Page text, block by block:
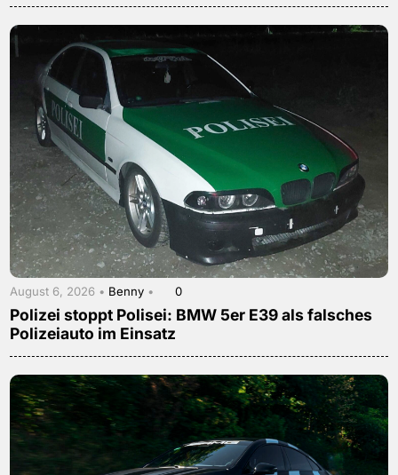
August 6, 2026 • Benny • 0
Polizei stoppt Polisei: BMW 5er E39 als falsches
Polizeiauto im Einsatz